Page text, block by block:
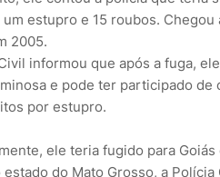
estupro e 15 roubos.
2005.
informou que após a fuga,
e pode ter participado
por estupro.
ele teria fugido para
estado do Mato Grosso, a